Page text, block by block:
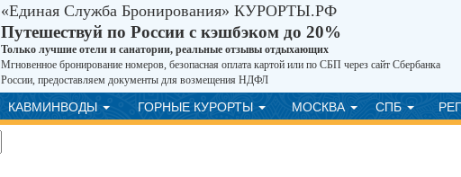
«Единая Служба Бронирования» КУРОРТЫ.РФ
Путешествуй по России с кэшбэком до 20%
Только лучшие отели и санатории, реальные отзывы отдыхающих
Мгновенное бронирование номеров, безопасная оплата картой или по СБП через сайт Сбербанка
России, предоставляем документы для возмещения НДФЛ
КАВМИНВОДЫ ГОРНЫЕ КУРОРТЫ МОСКВА СПБ